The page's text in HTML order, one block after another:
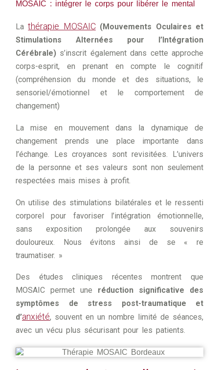
MOSAIC : intégrer le corps pour libérer le mental
Lathérapie MOSAIC(Mouvements Oculaires et
Stimulations Alternées pour l’Intégration
Cérébrale) s’inscrit également dans cette approche
corps-esprit, en prenant en compte le cognitif
(compréhension du monde et des situations, le
sensoriel/émotionnel et le comportement de
changement)
La mise en mouvement dans la dynamique de
changement prends une place importante dans
l’échange. Les croyances sont revisitées. L’univers
de la personne et ses valeurs sont non seulement
respectées mais mises à profit.
On utilise des stimulations bilatérales et le ressenti
corporel pour favoriser l’intégration émotionnelle,
sans exposition prolongée aux souvenirs
douloureux. Nous évitons ainsi de se « re
traumatiser. »
Des études cliniques récentes montrent que
MOSAIC permet une réduction significative des
symptômes de stress post-traumatique et
d’anxiété, souvent en un nombre limité de séances,
avec un vécu plus sécurisant pour les patients.